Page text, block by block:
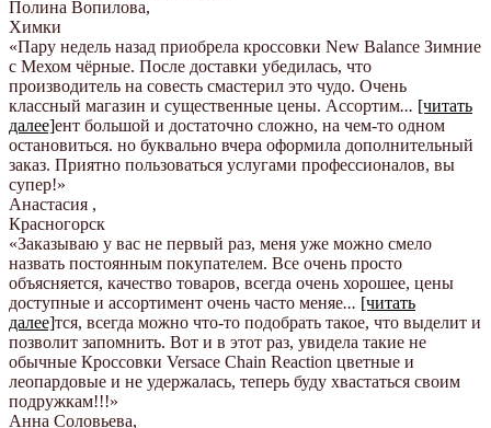
Полина Вопилова,
Химки
«Пару недель назад приобрела кроссовки New Balance Зимние
с Мехом чёрные. После доставки убедилась, что
производитель на совесть смастерил это чудо. Очень
классный магазин и существенные цены. Ассортим... [читать
далее]ент большой и достаточно сложно, на чем-то одном
остановиться. но буквально вчера оформила дополнительный
заказ. Приятно пользоваться услугами профессионалов, вы
супер!»
Анастасия ,
Красногорск
«Заказываю у вас не первый раз, меня уже можно смело
назвать постоянным покупателем. Все очень просто
объясняется, качество товаров, всегда очень хорошее, цены
доступные и ассортимент очень часто меняе... [читать
далее]тся, всегда можно что-то подобрать такое, что выделит и
позволит запомнить. Вот и в этот раз, увидела такие не
обычные Кроссовки Versace Chain Reaction цветные и
леопардовые и не удержалась, теперь буду хвастаться своим
подружкам!!!»
Анна Соловьева,